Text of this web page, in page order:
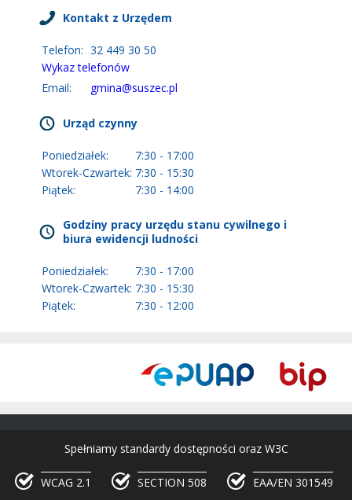
Kontakt z Urzędem
Telefon: 32 449 30 50
Wykaz telefonów
Email:
gmina@suszec.pl
Urząd czynny
Poniedziałek:
7:30 - 17:00
Wtorek-Czwartek: 7:30 - 15:30
Piątek:
7:30 - 14:00
Godziny pracy urzędu stanu cywilnego i
biura ewidencji ludności
Poniedziałek:
7:30 - 17:00
Wtorek-Czwartek: 7:30 - 15:30
Piątek:
7:30 - 12:00
Spełniamy standardy dostępności oraz W3C
WCAG 2.1 SECTION 508 EAA/EN 301549